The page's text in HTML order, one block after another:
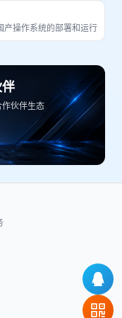
产操作系统的部署和运行
伙伴生态